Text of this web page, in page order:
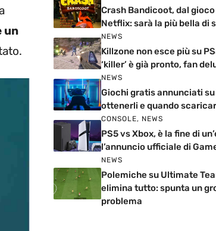
un
Crash Bandicoot, dal
Netflix: sarà la più bella di
NEWS
Killzone non esce più su
‘killer’ è già pronto, fan
NEWS
Giochi gratis annunciati su
ottenerli e quando
CONSOLE, NEWS
PS5 vs Xbox, è la fine di
l’annuncio ufficiale di
NEWS
Polemiche su Ultimate
elimina tutto: spunta un
problema